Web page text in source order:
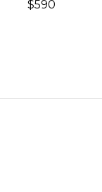
$590